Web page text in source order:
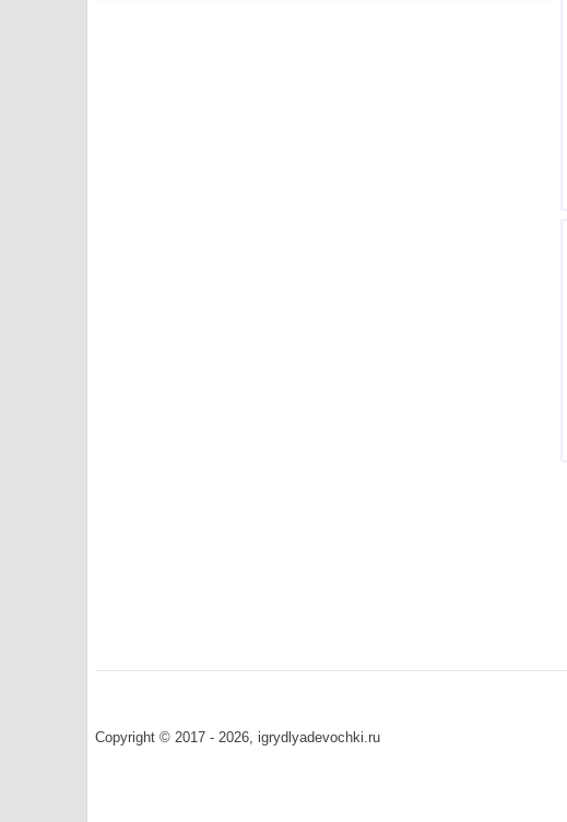
Copyright © 2017 - 2026, igrydlyadevochki.ru